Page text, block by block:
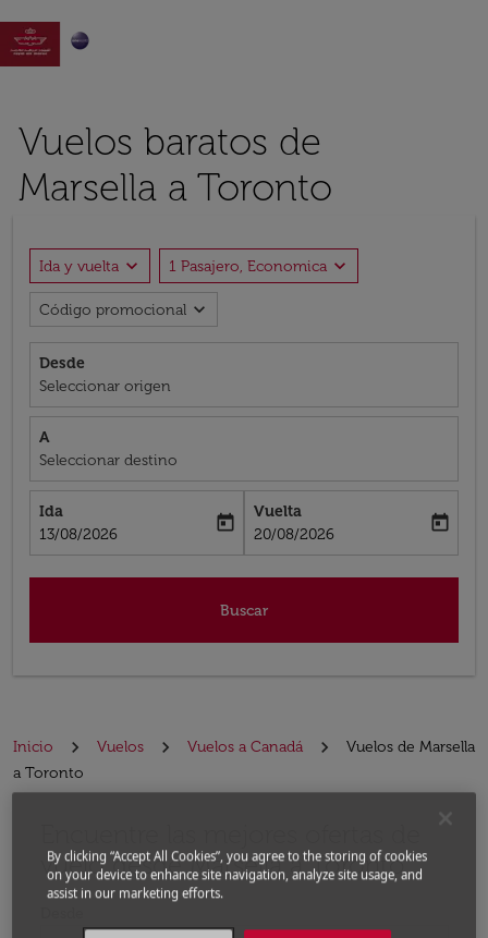

Vuelos baratos de
Marsella a Toronto
Ida y vuelta expand_more 1 Pasajero, Economica expand_more
Código promocional expand_more
Desde
Seleccionar origen
A
Seleccionar destino
Ida
fc-booking-departure-date-aria-label
13/08/2026
today
Vuelta
fc-booking-return-date-aria-label
20/08/2026
today
Buscar
Inicio Vuelos Vuelos a Canadá
Vuelos de Marsella
a Toronto
vuelo desde Marsella a Toronto
By clicking “Accept All Cookies”, you agree to the storing of cookies
on your device to enhance site navigation, analyze site usage, and
assist in our marketing efforts.